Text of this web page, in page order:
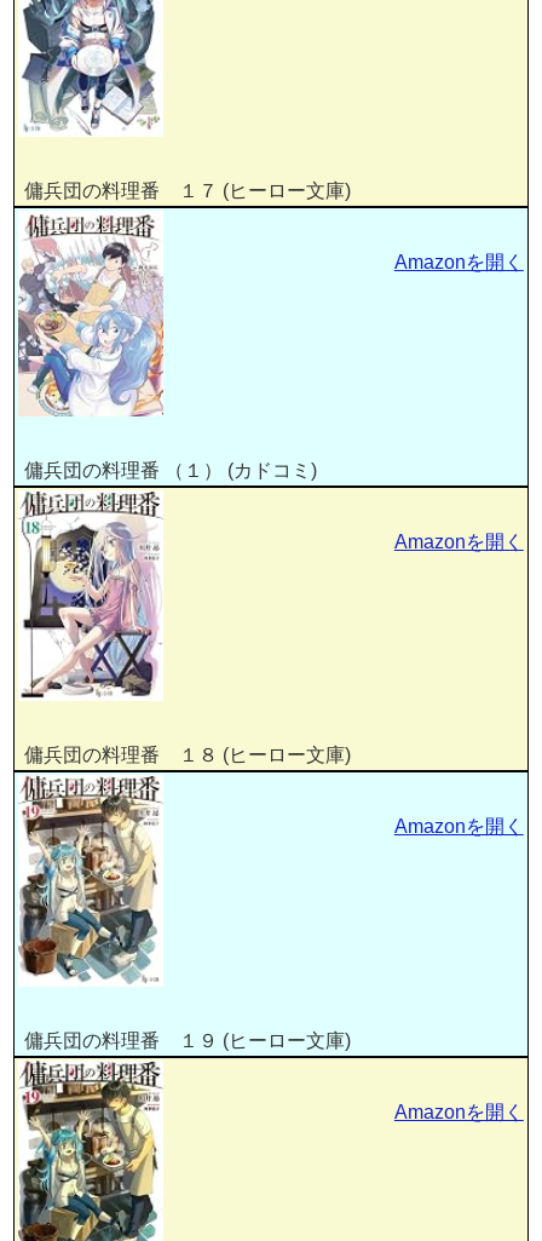
傭兵団の料理番 １７ (ヒーロー文庫)
傭兵団の料理番 （１） (カドコミ)
Amazonを開く
傭兵団の料理番 １８ (ヒーロー文庫)
Amazonを開く
傭兵団の料理番 １９ (ヒーロー文庫)
Amazonを開く
Amazonを開く